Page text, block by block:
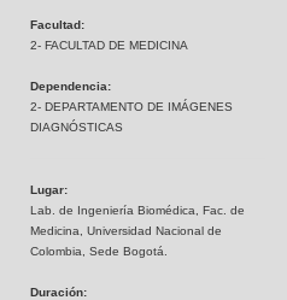
Facultad:
2- FACULTAD DE MEDICINA
Dependencia:
2- DEPARTAMENTO DE IMÁGENES
DIAGNÓSTICAS
Lugar:
Lab. de Ingeniería Biomédica, Fac. de
Medicina, Universidad Nacional de
Colombia, Sede Bogotá.
Duración: